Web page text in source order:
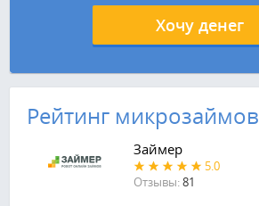
Хочу денег
Рейтинг микрозаймов
Займер
5.0
Отзывы:81